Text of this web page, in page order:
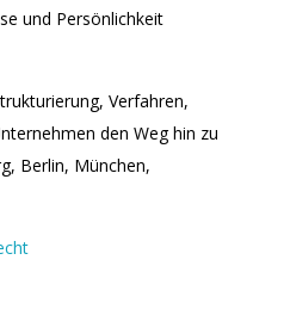
und Persönlichkeit
Verfahren,
den Weg hin zu
Berlin, München,